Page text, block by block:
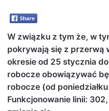
W związku z tym że, w
pokrywają się z przerwą
okresie od 25 stycznia
robocze obowiązywać
robocze (od
Funkcjonowanie linii: